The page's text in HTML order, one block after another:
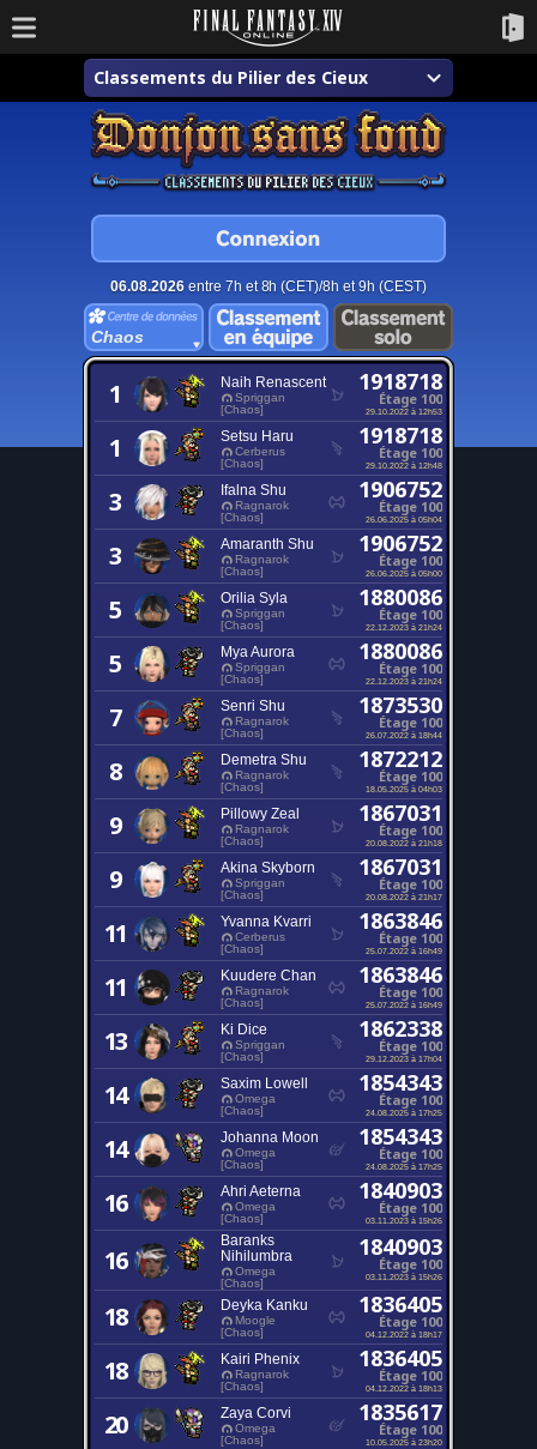
Classements du Pilier des Cieux
06.08.2026entre 7h et 8h (CET)/8h et 9h (CEST)
Chaos
1 Naih Renascent
Spriggan
[Chaos]
1918718
Étage 100
29.10.2022 à 12h53
1 Setsu Haru
Cerberus
[Chaos]
1918718
Étage 100
29.10.2022 à 12h48
3 Ifalna Shu
Ragnarok
[Chaos]
1906752
Étage 100
26.06.2025 à 05h04
3 Amaranth Shu
Ragnarok
[Chaos]
1906752
Étage 100
26.06.2025 à 05h00
5 Orilia Syla
Spriggan
[Chaos]
1880086
Étage 100
22.12.2023 à 21h24
5 Mya Aurora
Spriggan
[Chaos]
1880086
Étage 100
22.12.2023 à 21h24
7 Senri Shu
Ragnarok
[Chaos]
1873530
Étage 100
26.07.2022 à 18h44
8 Demetra Shu
Ragnarok
[Chaos]
1872212
Étage 100
18.05.2025 à 04h03
9 Pillowy Zeal
Ragnarok
[Chaos]
1867031
Étage 100
20.08.2022 à 21h18
9 Akina Skyborn
Spriggan
[Chaos]
1867031
Étage 100
20.08.2022 à 21h17
11 Yvanna Kvarri
Cerberus
[Chaos]
1863846
Étage 100
25.07.2022 à 16h49
11 Kuudere Chan
Ragnarok
[Chaos]
1863846
Étage 100
25.07.2022 à 16h49
13 Ki Dice
Spriggan
[Chaos]
1862338
Étage 100
29.12.2023 à 17h04
14 Saxim Lowell
Omega
[Chaos]
1854343
Étage 100
24.08.2025 à 17h25
14 Johanna Moon
Omega
[Chaos]
1854343
Étage 100
24.08.2025 à 17h25
16 Ahri Aeterna
Omega
[Chaos]
1840903
Étage 100
03.11.2023 à 15h26
16
Baranks
Nihilumbra
Omega
[Chaos]
1840903
Étage 100
03.11.2023 à 15h26
18 Deyka Kanku
Moogle
[Chaos]
1836405
Étage 100
04.12.2022 à 18h17
18 Kairi Phenix
Ragnarok
[Chaos]
1836405
Étage 100
04.12.2022 à 18h13
20 Zaya Corvi
Omega
[Chaos]
1835617
Étage 100
10.05.2025 à 23h20